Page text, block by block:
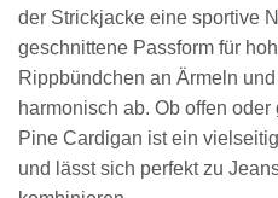
der Strickjacke eine sportive
geschnittene Passform für
Rippbündchen an Ärmeln
harmonisch ab. Ob offen
Pine Cardigan ist ein
und lässt sich perfekt zu